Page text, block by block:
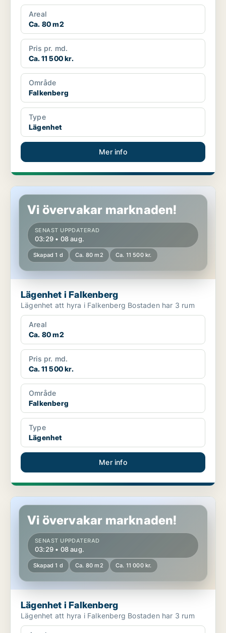
Areal
Ca. 80 m2
Pris pr. md.
Ca. 11 500 kr.
Område
Falkenberg
Type
Lägenhet
Mer info
Lägenhet i Falkenberg
Vi övervakar marknaden!
SENAST UPPDATERAD
03:29 • 08 aug.
Skapad 1 d Ca. 80 m2 Ca. 11 500 kr.
Lägenhet i Falkenberg
Lägenhet att hyra i Falkenberg Bostaden har 3 rum
Areal
Ca. 80 m2
Pris pr. md.
Ca. 11 500 kr.
Område
Falkenberg
Type
Lägenhet
Mer info
Lägenhet i Falkenberg
Vi övervakar marknaden!
SENAST UPPDATERAD
03:29 • 08 aug.
Skapad 1 d Ca. 80 m2 Ca. 11 000 kr.
Lägenhet i Falkenberg
Lägenhet att hyra i Falkenberg Bostaden har 3 rum